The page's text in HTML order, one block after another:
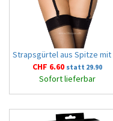
CHF 6.60 statt 29.90
Sofort lieferbar